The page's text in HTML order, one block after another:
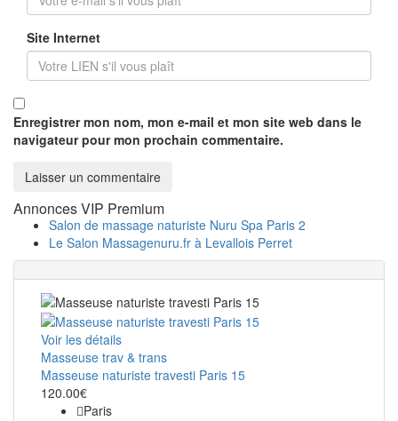
Site Internet
Enregistrer mon nom, mon e-mail et mon site web dans le
navigateur pour mon prochain commentaire.
Annonces VIP Premium
Salon de massage naturiste Nuru Spa Paris 2
Le Salon Massagenuru.fr à Levallois Perret
Voir les détails
Masseuse trav & trans
Masseuse naturiste travesti Paris 15
120.00€
Paris